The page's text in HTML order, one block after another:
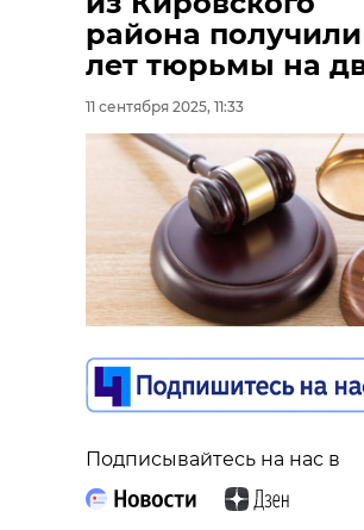
района
лет тюрьмы на
11 сентября 2025, 11:33
Подписывайтесь на нас в
Фото: Администрация
района
приморск ремонт
ремонт дома
Поделиться статьей:
вышел в финал
конкурса
Педагог из Ленинградской
Международного конкурса
работающих с молодежью.
предстоит серьезная борьба
лучшими преподавателями
Молдовы и Беларуси.